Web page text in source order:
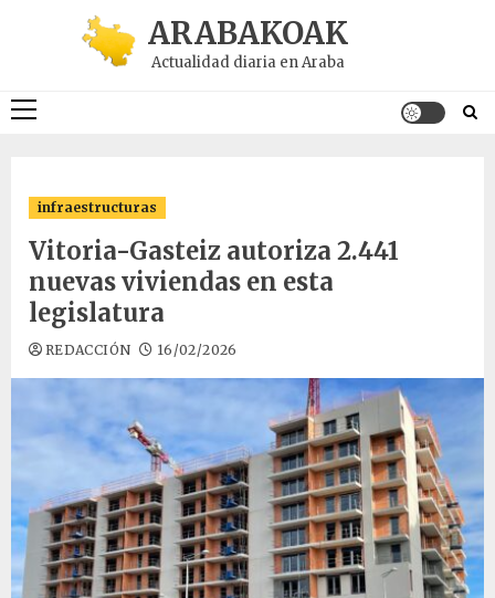
ARABAKOAK
Actualidad diaria en Araba
Menú
infraestructuras
Vitoria-Gasteiz autoriza 2.441
nuevas viviendas en esta
legislatura
REDACCIÓN 16/02/2026